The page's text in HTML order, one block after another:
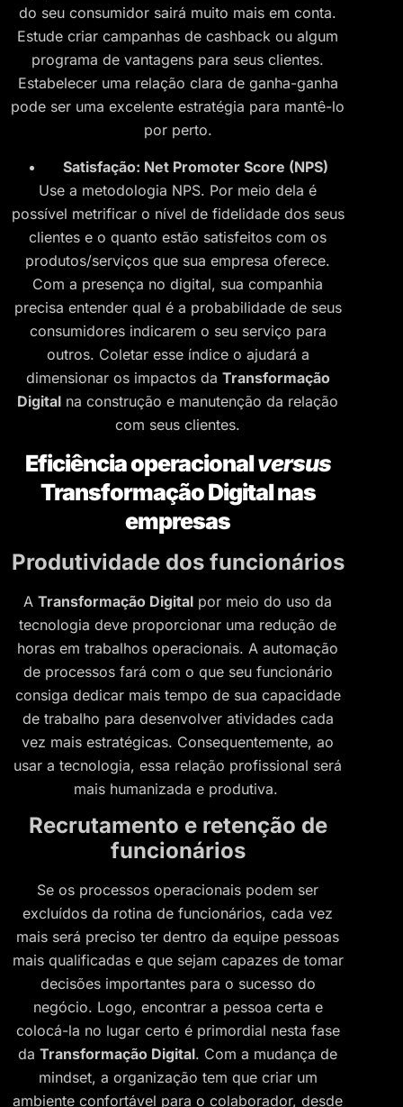
do seu consumidor sairá muito mais em conta.
Estude criar campanhas de cashback ou algum
programa de vantagens para seus clientes.
Estabelecer uma relação clara de ganha-ganha
pode ser uma excelente estratégia para mantê-lo
por perto.
Satisfação: Net Promoter Score (NPS)
Use a metodologia NPS. Por meio dela é
possível metrificar o nível de fidelidade dos seus
clientes e o quanto estão satisfeitos com os
produtos/serviços que sua empresa oferece.
Com a presença no digital, sua companhia
precisa entender qual é a probabilidade de seus
consumidores indicarem o seu serviço para
outros. Coletar esse índice o ajudará a
dimensionar os impactos da Transformação
Digital na construção e manutenção da relação
com seus clientes.
Eficiência operacionalversus
Transformação Digital nas
empresas
Produtividade dos funcionários
A Transformação Digital por meio do uso da
tecnologia deve proporcionar uma redução de
horas em trabalhos operacionais. A automação
de processos fará com o que seu funcionário
consiga dedicar mais tempo de sua capacidade
de trabalho para desenvolver atividades cada
vez mais estratégicas. Consequentemente, ao
usar a tecnologia, essa relação profissional será
mais humanizada e produtiva.
Recrutamento e retenção de
funcionários
Se os processos operacionais podem ser
excluídos da rotina de funcionários, cada vez
mais será preciso ter dentro da equipe pessoas
mais qualificadas e que sejam capazes de tomar
decisões importantes para o sucesso do
negócio. Logo, encontrar a pessoa certa e
colocá-la no lugar certo é primordial nesta fase
da Transformação Digital. Com a mudança de
mindset, a organização tem que criar um
ambiente confortável para o colaborador, desde